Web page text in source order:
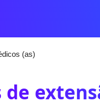
(as)
de